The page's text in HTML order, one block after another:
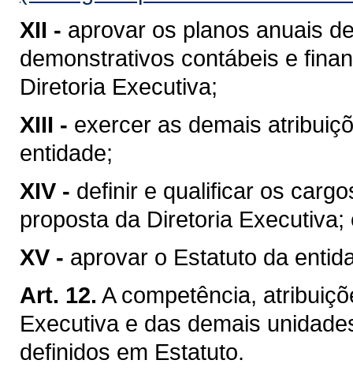
XII - aprovar os planos anuais
demonstrativos contábeis e
Diretoria Executiva;
XIII - exercer as demais
entidade;
XIV - definir e qualificar os
proposta da Diretoria Executiva;
XV - aprovar o Estatuto da
Art. 12. A competência,
Executiva e das demais
definidos em Estatuto.